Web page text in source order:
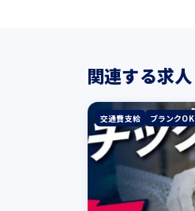
関連する求人
交通費支給 ブランクOK